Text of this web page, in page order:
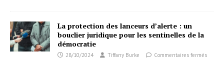
La protection des lanceurs d’alerte : un
bouclier juridique pour les sentinelles de la
démocratie
28/10/2024 Tiffany Burke Commentaires fermés